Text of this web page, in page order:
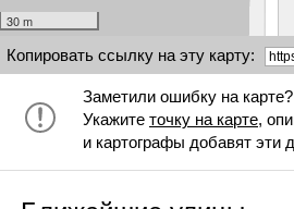
30 m
Копировать ссылку на эту карту:
Заметили ошибку на карте?
Укажите точку на карте,
и картографы добавят эти